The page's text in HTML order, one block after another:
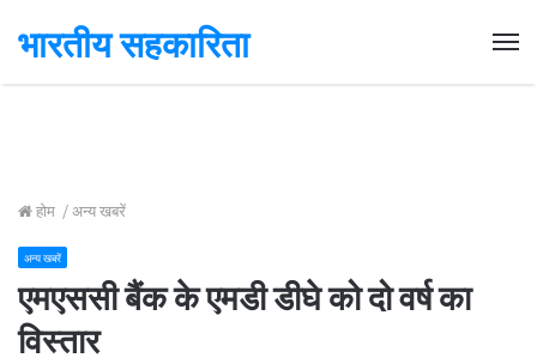
भारतीय सहकारिता
होम /अन्य खबरें
अन्य खबरें
एमएससी बैंक के एमडी डीघे को दो वर्ष का
विस्तार